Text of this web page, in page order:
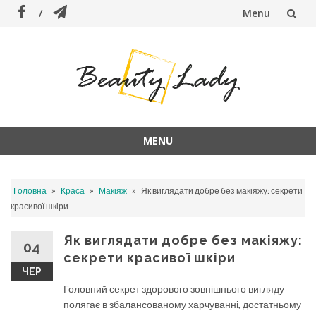
Menu
MENU
content
Головна » Краса » Макіяж » Як виглядати добре без макіяжу: секрети
красивої шкіри
04
ЧЕР
Як виглядати добре без макіяжу:
секрети красивої шкіри
Головний секрет здорового зовнішнього вигляду
полягає в збалансованому харчуванні, достатньому